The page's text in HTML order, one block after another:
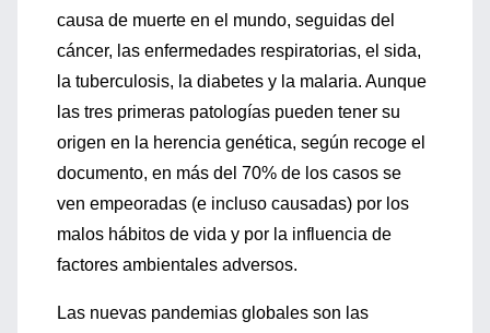
causa de muerte en el mundo, seguidas del
cáncer, las enfermedades respiratorias, el sida,
la tuberculosis, la diabetes y la malaria. Aunque
las tres primeras patologías pueden tener su
origen en la herencia genética, según recoge el
documento, en más del 70% de los casos se
ven empeoradas (e incluso causadas) por los
malos hábitos de vida y por la influencia de
factores ambientales adversos.
Las nuevas pandemias globales son las